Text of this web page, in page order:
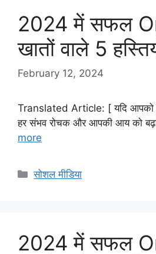
2024 में सफल
खातों वाले 5
February 12, 2024
Translated Article: [ यदि आपको
हर संभव रोचक और आपकी आय को
more
Categories
सोशल मीडिया
2024 में सफल